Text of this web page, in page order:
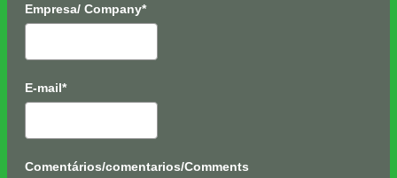
Empresa/ Company*
E-mail*
Comentários/comentarios/Comments